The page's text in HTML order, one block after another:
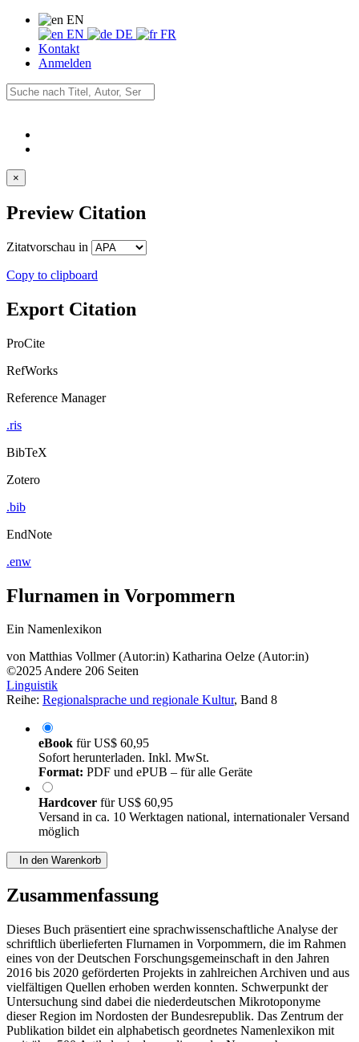
EN
EN
DE
FR
Kontakt
Anmelden
×
Preview Citation
Zitatvorschau in
Copy to clipboard
Export Citation
ProCite
RefWorks
Reference Manager
.ris
BibTeX
Zotero
.bib
EndNote
.enw
Flurnamen in Vorpommern
Ein Namenlexikon
von Matthias Vollmer (Autor:in) Katharina Oelze (Autor:in)
©2025Andere 206 Seiten
Linguistik
Reihe: Regionalsprache und regionale Kultur, Band 8
eBook fürUS$ 60,95
Sofort herunterladen. Inkl. MwSt.
Format: PDF und ePUB – für alle Geräte
Hardcover fürUS$ 60,95
Versand in ca. 10 Werktagen national, internationaler Versand
möglich
In den Warenkorb
Zusammenfassung
Dieses Buch präsentiert eine sprachwissenschaftliche Analyse der
schriftlich überlieferten Flurnamen in Vorpommern, die im Rahmen
eines von der Deutschen Forschungsgemeinschaft in den Jahren
2016 bis 2020 geförderten Projekts in zahlreichen Archiven und aus
vielfältigen Quellen erhoben werden konnten. Schwerpunkt der
Untersuchung sind dabei die niederdeutschen Mikrotoponyme
dieser Region im Nordosten der Bundesrepublik. Das Zentrum der
Publikation bildet ein alphabetisch geordnetes Namenlexikon mit